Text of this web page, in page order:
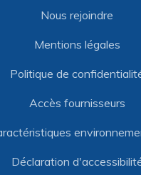
Nous rejoindre
Mentions légales
Politique de
Accès fournisseurs
Déclaration